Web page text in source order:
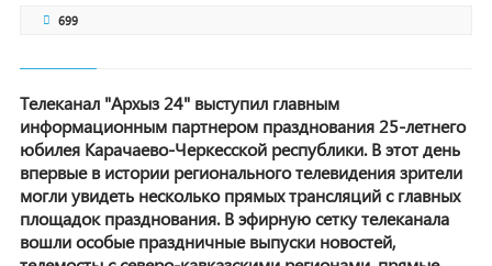
699
Телеканал "Архыз 24" выступил главным
информационным партнером празднования 25-летнего
юбилея Карачаево-Черкесской республики. В этот день
впервые в истории регионального телевидения зрители
могли увидеть несколько прямых трансляций с главных
площадок празднования. В эфирную сетку телеканала
вошли особые праздничные выпуски новостей,